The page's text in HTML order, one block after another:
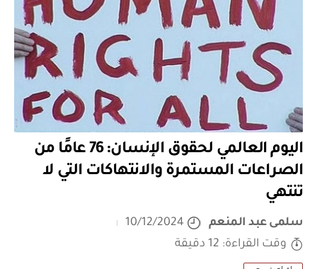
اليوم العالمي لحقوق الإنسان: 76 عامًا من
الصراعات المستمرة والانتهاكات التي لا
تنتهي
سلمى عبد المنعم
10/12/2024
وقت القراءة: 12 دقيقة